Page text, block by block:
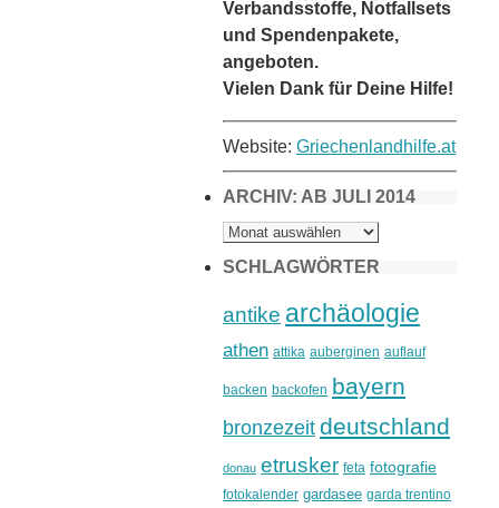
Verbandsstoffe, Notfallsets
und Spendenpakete,
angeboten.
Vielen Dank für Deine Hilfe!
Website: Griechenlandhilfe.at
ARCHIV: AB JULI 2014
ARCHIV:
AB
2014
SCHLAGWÖRTER
antike archäologie
athen attika auberginen auflauf
backen backofen bayern
bronzezeit deutschland
donau etrusker feta fotografie
fotokalender gardasee garda trentino